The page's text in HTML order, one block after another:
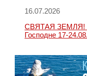
16.07.2026
СВЯТАЯ ЗЕМЛЯ!
Господне 17-